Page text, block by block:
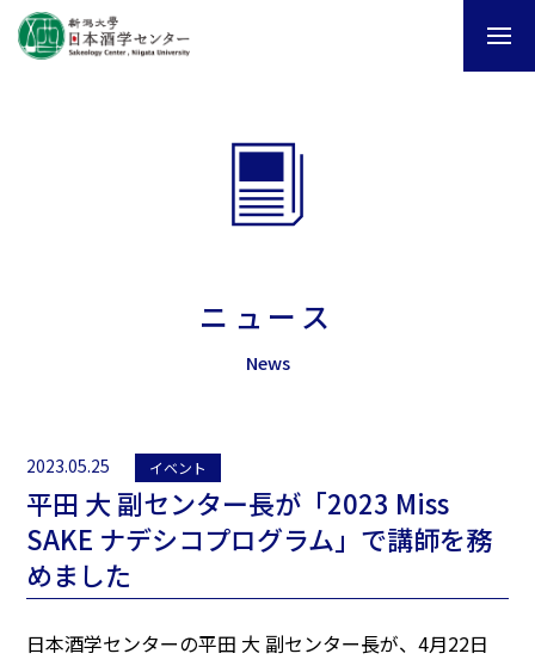
ニュース
News
2023.05.25 イベント
平田 大 副センター長が「2023 Miss
SAKE ナデシコプログラム」で講師を務
めました
日本酒学センターの平田 大 副センター長が、4月22日